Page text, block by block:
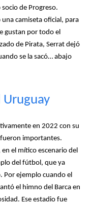
de Progreso.
camiseta oficial, para
gustan por todo el
de Pirata, Serrat dejó
se la sacó… abajo
Uruguay
en 2022 con su
fueron importantes.
el mítico escenario del
del fútbol, que ya
Por ejemplo cuando el
el himno del Barca en
Ese estadio fue